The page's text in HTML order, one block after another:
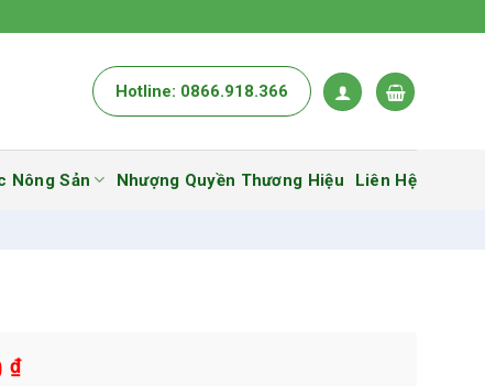
Hotline: 0866.918.366
Nông Sản Nhượng Quyền Thương Hiệu Liên Hệ
₫